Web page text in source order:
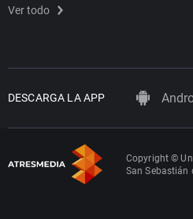
Ver todo
DESCARGA LA APP
Copyright ©
San Sebastián